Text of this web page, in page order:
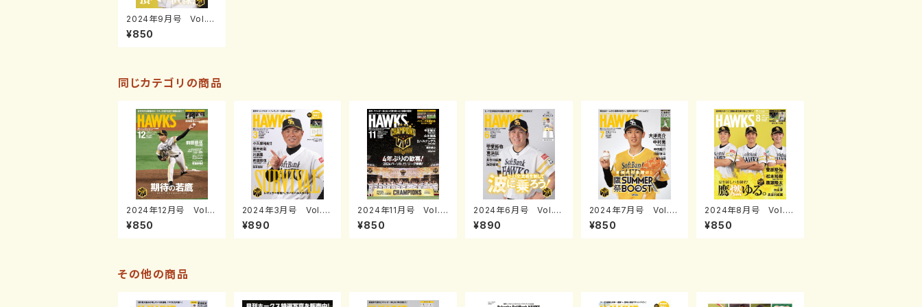
2024年9月号 Vol.2
87
¥850
同じカテゴリの商品
2024年12月号 Vol.2
90
¥850
2024年3月号 Vol.2
81
¥890
2024年11月号 Vol.2
89
¥850
2024年6月号 Vol.2
84
¥890
2024年7月号 Vol.2
85
¥850
2024年8月号 Vol.2
86
¥850
その他の商品